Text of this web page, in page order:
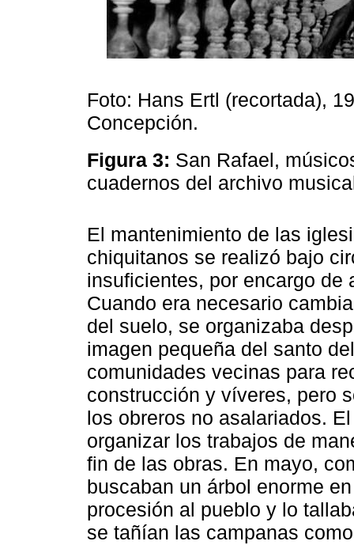
Foto: Hans Ertl (recortada),
Concepción.
Figura 3: San Rafael,
cuadernos del archivo
El mantenimiento de las
chiquitanos se realizó bajo
insuficientes, por encargo
Cuando era necesario
del suelo, se organizaba
imagen pequeña del santo
comunidades vecinas para
construcción y víveres, pero
los obreros no asalariados.
organizar los trabajos de
fin de las obras. En mayo,
buscaban un árbol enorme
procesión al pueblo y lo
se tañían las campanas